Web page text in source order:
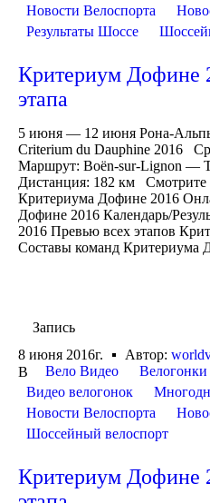
Новости Велоспорта
Результаты Шоссе
Критериум Дофине
этапа
5 июня — 12 июня Рона-
Criterium du Dauphine 2016
Маршрут: Boën-sur-Lignon —
Дистанция: 182 км Смотрите
Критериума Дофине 2016
Дофине 2016 Календарь/
2016 Превью всех этапов
Составы команд Критериума
Запись
8 июня 2016г.
Автор:
В
Вело Видео
Видео велогонок
Новости Велоспорта
Шоссейный велоспорт
Критериум Дофине